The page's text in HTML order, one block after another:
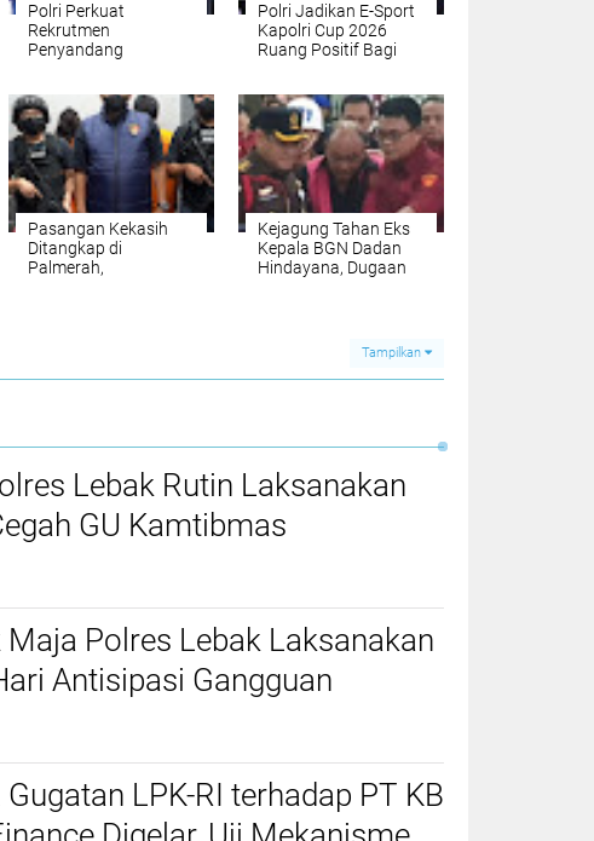
‎Polri Perkuat
Rekrutmen
Penyandang
Inklusif
Polri Jadikan E-Sport
Kapolri Cup 2026
Ruang Positif Bagi
‎Pasangan Kekasih
Ditangkap di
Palmerah,
‎Kejagung Tahan Eks
Kepala BGN Dadan
Hindayana, Dugaan
Tampilkan
Lebak Rutin Laksanakan
GU Kamtibmas
Polres Lebak Laksanakan
Antisipasi Gangguan
LPK-RI terhadap PT KB